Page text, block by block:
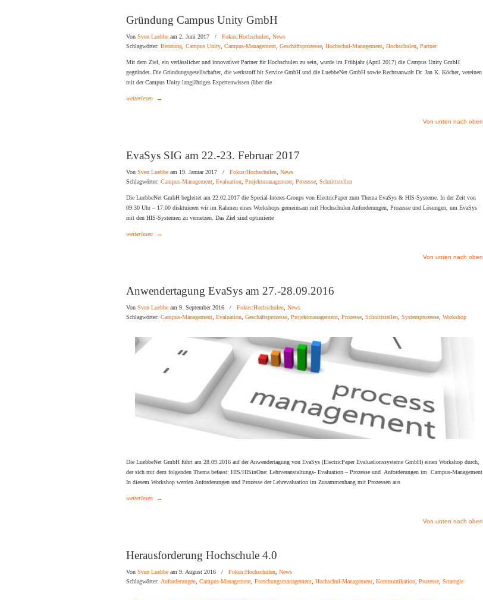
Gründung Campus Unity GmbH
Von Sven Luebbe am 2. Juni 2017 / Fokus:Hochschulen, News
Schlagwörter: Beratung, Campus Unity, Campus-Management, Geschäftsprozesse, Hochschul-Management, Hochschulen, Partner
Mit dem Ziel, ein verlässlicher und innovativer Partner für Hochschulen zu sein, wurde im Frühjahr (April 2017) die Campus Unity GmbH
gegründet. Die Gründungsgesellschafter, die werkstoff.bit Service GmbH und die LuebbeNet GmbH sowie Rechtsanwalt Dr. Jan K. Köcher, vereinen
mit der Campus Unity langjähriges Expertenwissen (über die
weiterlesen →
Von unten nach oben
EvaSys SIG am 22.-23. Februar 2017
Von Sven Luebbe am 19. Januar 2017 / Fokus:Hochschulen, News
Schlagwörter: Campus-Management, Evaluation, Projektmanagement, Prozesse, Schnittstellen
Die LuebbeNet GmbH begleitet am 22.02.2017 die Special-Interes-Groups von ElectricPaper zum Thema EvaSys & HIS-Systeme. In der Zeit von
09:30 Uhr – 17:00 disktuieren wir im Rahmen eines Workshops gemeinsam mit Hochschulen Anforderungen, Prozesse und Lösungen, um EvaSys
mit den HIS-Systemen zu vernetzen. Das Ziel sind optimierte
weiterlesen →
Von unten nach oben
Anwendertagung EvaSys am 27.-28.09.2016
Von Sven Luebbe am 9. September 2016 / Fokus:Hochschulen, News
Schlagwörter: Campus-Management, Evaluation, Geschäftsprozesse, Projektmanagement, Prozesse, Schnittstellen, Systemprozesse, Workshop
Die LuebbeNet GmbH führt am 28.09.2016 auf der Anwendertagung von EvaSys (ElectricPaper Evaluationssysteme GmbH) einen Workshop durch,
der sich mit dem folgenden Thema befasst: HIS/HISinOne: Lehrveranstaltungs- Evaluation – Prozesse und Anforderungen im Campus-Management
In diesem Workshop werden Anforderungen und Prozesse der Lehrevaluation im Zusammenhang mit Prozessen aus
weiterlesen →
Von unten nach oben
Herausforderung Hochschule 4.0
Von Sven Luebbe am 9. August 2016 / Fokus:Hochschulen, News
Schlagwörter: Anforderungen, Campus-Management, Forschungsmanagement, Hochschul-Management, Kommunikation, Prozesse, Strategie